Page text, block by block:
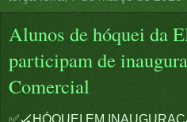
Alunos de hóquei da
participam de
Comercial
✅🏑HÓQUEI EM